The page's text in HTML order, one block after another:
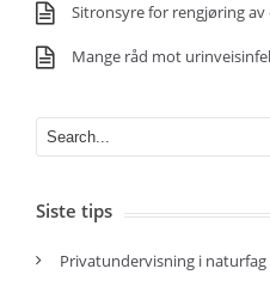
Sitronsyre for rengjøring
Mange råd mot
Siste tips
Privatundervisning i